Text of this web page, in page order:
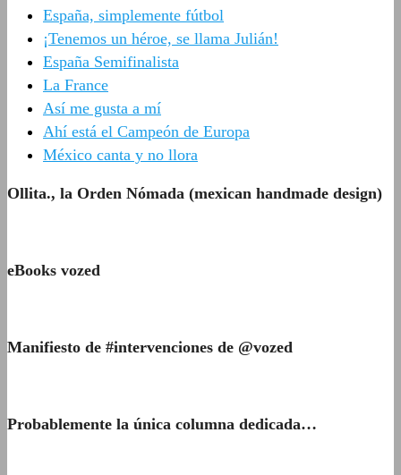
España, simplemente fútbol
¡Tenemos un héroe, se llama Julián!
España Semifinalista
La France
Así me gusta a mí
Ahí está el Campeón de Europa
México canta y no llora
Ollita., la Orden Nómada (mexican handmade design)
eBooks vozed
Manifiesto de #intervenciones de @vozed
Probablemente la única columna dedicada…